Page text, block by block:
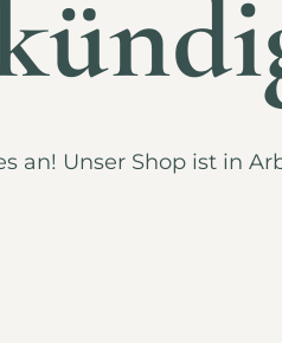
an! Unser Shop ist in